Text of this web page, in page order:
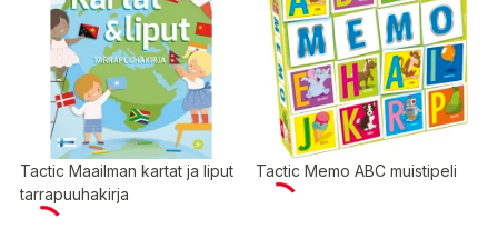
Tactic Maailman kartat ja liput
tarrapuuhakirja
Tactic Memo ABC muistipeli